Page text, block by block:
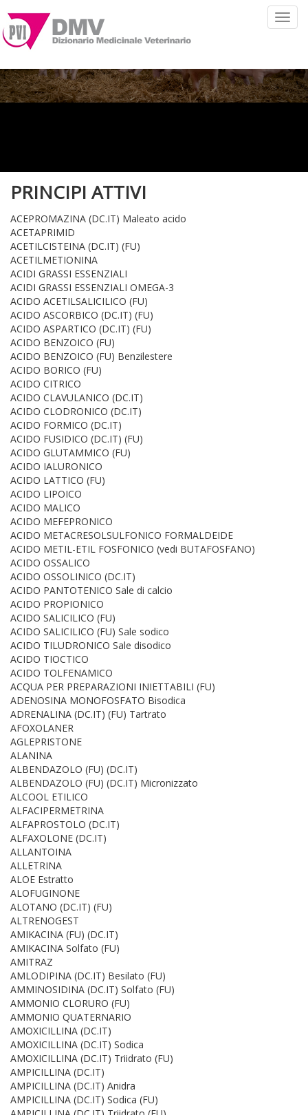
PRINCIPI ATTIVI
ACEPROMAZINA (DC.IT) Maleato acido
ACETAPRIMID
ACETILCISTEINA (DC.IT) (FU)
ACETILMETIONINA
ACIDI GRASSI ESSENZIALI
ACIDI GRASSI ESSENZIALI OMEGA-3
ACIDO ACETILSALICILICO (FU)
ACIDO ASCORBICO (DC.IT) (FU)
ACIDO ASPARTICO (DC.IT) (FU)
ACIDO BENZOICO (FU)
ACIDO BENZOICO (FU) Benzilestere
ACIDO BORICO (FU)
ACIDO CITRICO
ACIDO CLAVULANICO (DC.IT)
ACIDO CLODRONICO (DC.IT)
ACIDO FORMICO (DC.IT)
ACIDO FUSIDICO (DC.IT) (FU)
ACIDO GLUTAMMICO (FU)
ACIDO IALURONICO
ACIDO LATTICO (FU)
ACIDO LIPOICO
ACIDO MALICO
ACIDO MEFEPRONICO
ACIDO METACRESOLSULFONICO FORMALDEIDE
ACIDO METIL-ETIL FOSFONICO (vedi BUTAFOSFANO)
ACIDO OSSALICO
ACIDO OSSOLINICO (DC.IT)
ACIDO PANTOTENICO Sale di calcio
ACIDO PROPIONICO
ACIDO SALICILICO (FU)
ACIDO SALICILICO (FU) Sale sodico
ACIDO TILUDRONICO Sale disodico
ACIDO TIOCTICO
ACIDO TOLFENAMICO
ACQUA PER PREPARAZIONI INIETTABILI (FU)
ADENOSINA MONOFOSFATO Bisodica
ADRENALINA (DC.IT) (FU) Tartrato
AFOXOLANER
AGLEPRISTONE
ALANINA
ALBENDAZOLO (FU) (DC.IT)
ALBENDAZOLO (FU) (DC.IT) Micronizzato
ALCOOL ETILICO
ALFACIPERMETRINA
ALFAPROSTOLO (DC.IT)
ALFAXOLONE (DC.IT)
ALLANTOINA
ALLETRINA
ALOE Estratto
ALOFUGINONE
ALOTANO (DC.IT) (FU)
ALTRENOGEST
AMIKACINA (FU) (DC.IT)
AMIKACINA Solfato (FU)
AMITRAZ
AMLODIPINA (DC.IT) Besilato (FU)
AMMINOSIDINA (DC.IT) Solfato (FU)
AMMONIO CLORURO (FU)
AMMONIO QUATERNARIO
AMOXICILLINA (DC.IT)
AMOXICILLINA (DC.IT) Sodica
AMOXICILLINA (DC.IT) Triidrato (FU)
AMPICILLINA (DC.IT)
AMPICILLINA (DC.IT) Anidra
AMPICILLINA (DC.IT) Sodica (FU)